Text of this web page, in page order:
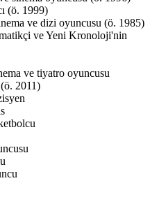
(ö. 1999)
ve dizi oyuncusu (ö. 1985)
ve Yeni Kronoloji'nin
ve tiyatro oyuncusu
2011)